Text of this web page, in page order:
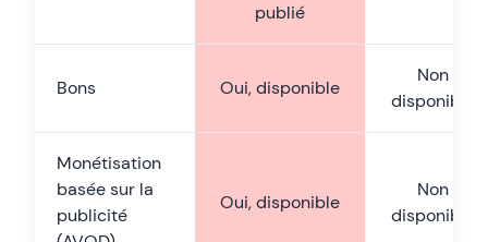
publié
Bons Oui, disponible
Non
disponible
Monétisation
basée sur la
publicité
Oui, disponible
Non
disponible